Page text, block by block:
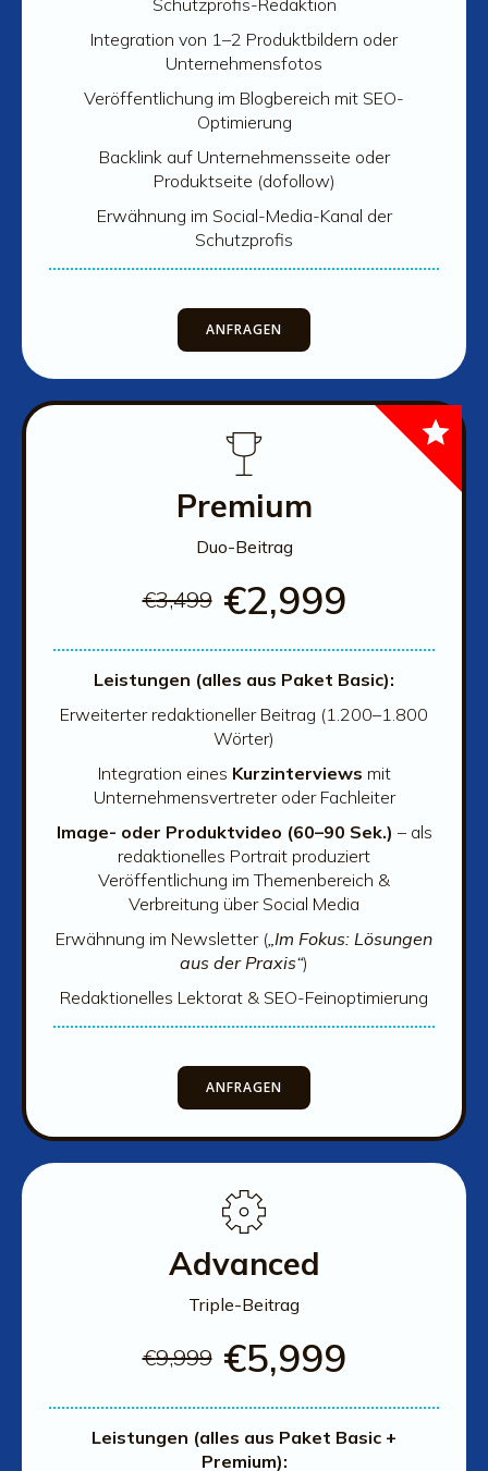
Integration von 1–2 Produktbildern oder
Unternehmensfotos
Veröffentlichung im Blogbereich mit SEO-
Optimierung
Backlink auf Unternehmensseite oder
Produktseite (dofollow)
Erwähnung im Social-Media-Kanal der
Schutzprofis
ANFRAGEN
Premium
Duo-Beitrag
€3,499 €2,999
Leistungen (alles aus Paket Basic):
Erweiterter redaktioneller Beitrag (1.200–1.800
Wörter)
Integration eines Kurzinterviews mit
Unternehmensvertreter oder Fachleiter
Image- oder Produktvideo (60–90 Sek.) – als
redaktionelles Portrait produziert
Veröffentlichung im Themenbereich &
Verbreitung über Social Media
Erwähnung im Newsletter ( „Im Fokus: Lösungen
aus der Praxis“)
Redaktionelles Lektorat & SEO-Feinoptimierung
ANFRAGEN
Advanced
Triple-Beitrag
€9,999 €5,999
Leistungen (alles aus Paket Basic +
Premium):